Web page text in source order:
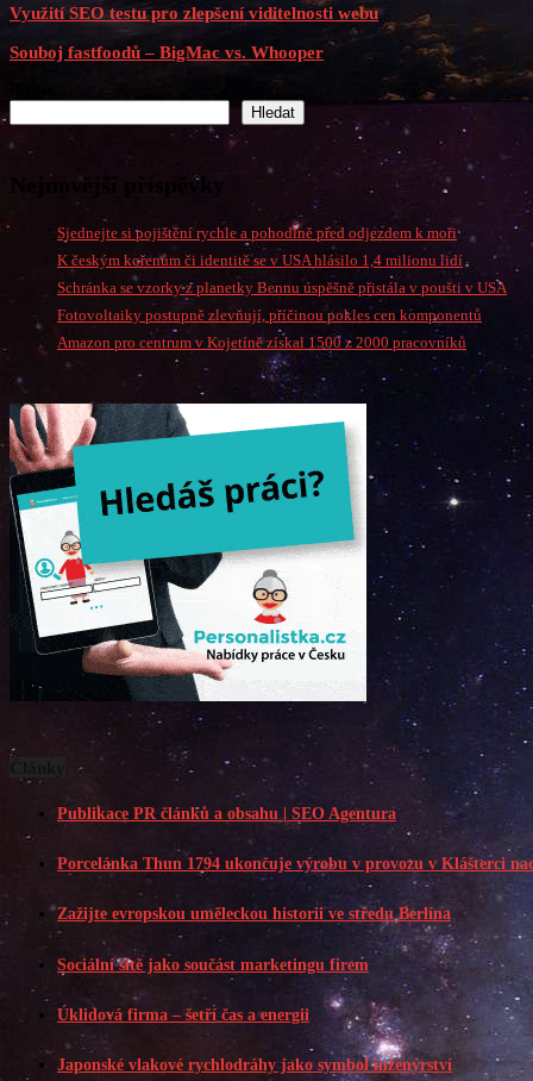
Využití SEO testu pro zlepšení viditelnosti webu
Souboj fastfoodů – BigMac vs. Whooper
Hledat
Nejnovější příspěvky
Sjednejte si pojištění rychle a pohodlně před odjezdem k moři
K českým kořenům či identitě se v USA hlásilo 1,4 milionu lidí
Schránka se vzorky z planetky Bennu úspěšně přistála v poušti v USA
Fotovoltaiky postupně zlevňují, příčinou pokles cen komponentů
Amazon pro centrum v Kojetíně získal 1500 z 2000 pracovníků
Publikace PR článků a obsahu | SEO Agentura
Porcelánka Thun 1794 ukončuje výrobu v provozu v Klášterci
Zažijte evropskou uměleckou historii ve středu Berlína
Sociální sítě jako součást marketingu firem
Úklidová firma – šetří čas a energii
Japonské vlakové rychlodráhy jako symbol inženýrství